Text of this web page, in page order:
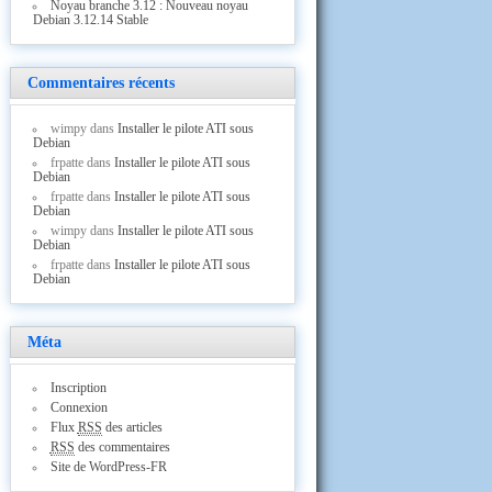
Noyau branche 3.12 : Nouveau noyau
Debian 3.12.14 Stable
Commentaires récents
wimpydans Installer le pilote ATI sous
Debian
frpattedans Installer le pilote ATI sous
Debian
frpattedans Installer le pilote ATI sous
Debian
wimpydans Installer le pilote ATI sous
Debian
frpattedans Installer le pilote ATI sous
Debian
Méta
Inscription
Connexion
Flux RSS des articles
RSS des commentaires
Site de WordPress-FR